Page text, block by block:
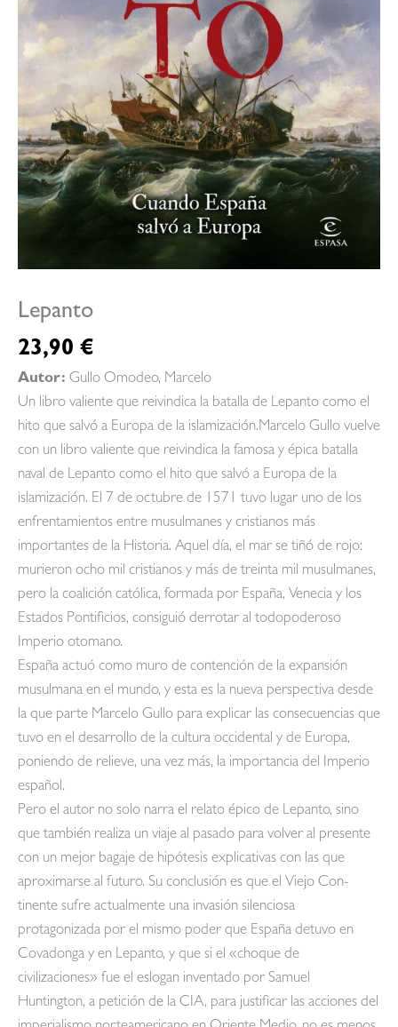
Lepanto
23,90 €
Autor: Gullo Omodeo, Marcelo
Un libro valiente que reivindica la batalla de Lepanto como el
hito que salvó a Europa de la islamización.Marcelo Gullo vuelve
con un libro valiente que reivindica la famosa y épica batalla
naval de Lepanto como el hito que salvó a Europa de la
islamización. El 7 de octubre de 1571 tuvo lugar uno de los
enfrentamientos entre musulmanes y cristianos más
importantes de la Historia. Aquel día, el mar se tiñó de rojo:
murieron ocho mil cristianos y más de treinta mil musulmanes,
pero la coali­ción católica, formada por España, Venecia y los
Estados Pontificios, consiguió derrotar al todopoderoso
Imperio otomano.
España actuó como muro de contención de la expansión
musulmana en el mun­do, y esta es la nueva perspectiva desde
la que parte Marcelo Gullo para explicar las consecuencias que
tuvo en el desarrollo de la cultura occidental y de Europa,
poniendo de relieve, una vez más, la importancia del Imperio
español.
Pero el autor no solo narra el relato épico de Lepanto, sino
que también realiza un viaje al pasado para volver al presente
con un mejor bagaje de hipótesis ex­plicativas con las que
aproximarse al futuro. Su conclusión es que el Viejo Con­
tinente sufre actualmente una invasión silenciosa
protagonizada por el mismo poder que España detuvo en
Covadonga y en Lepanto, y que si el «choque de
civilizaciones» fue el eslogan inventado por Samuel
Huntington, a petición de la CIA, para justificar las acciones del